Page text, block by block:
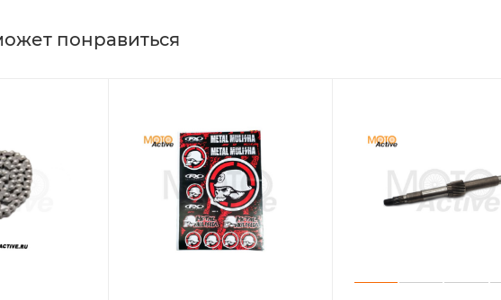
понравиться